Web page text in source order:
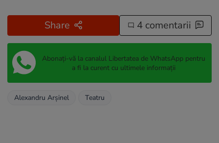
Share 4 comentarii
Abonați-vă la canalul Libertatea de WhatsApp pentru
a fi la curent cu ultimele informații
Alexandru Arșinel Teatru